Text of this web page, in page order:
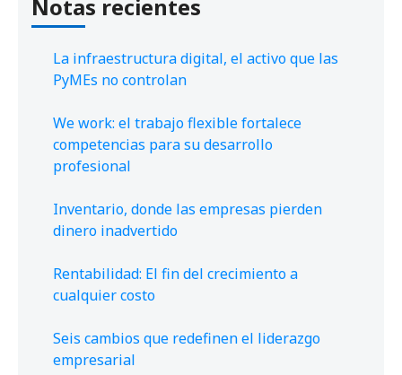
Notas recientes
La infraestructura digital, el activo que las
PyMEs no controlan
We work: el trabajo flexible fortalece
competencias para su desarrollo
profesional
Inventario, donde las empresas pierden
dinero inadvertido
Rentabilidad: El fin del crecimiento a
cualquier costo
Seis cambios que redefinen el liderazgo
empresarial